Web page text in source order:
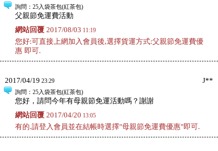
詢問 ：25入袋茶包(紅茶包)
父親節免運費活動
網站回覆2017/08/03 11:19
您好:可直接上網加入會員後,選擇貨運方式:父親節免運費優
惠 即可.
2017/04/19 23:29 J**
詢問 ：25入袋茶包(紅茶包)
您好，請問今年有母親節免運活動嗎？謝謝
網站回覆2017/04/20 13:05
有的.請登入會員並在結帳時選擇"母親節免運費優惠"即可.